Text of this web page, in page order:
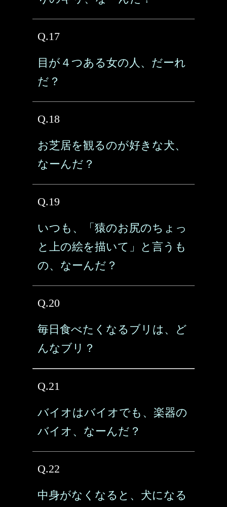
Q.17
目が４つある女の人、だーれ
だ？
Q.18
お芝居を観るのが好きな犬、
なーんだ？
Q.19
いつも、「猿のお尻のちょっ
と上の絵を描いて」と言うも
の、なーんだ？
Q.20
毎日食べたくなるブリは、ど
んなブリ？
Q.21
バイオはバイオでも、楽器の
バイオ、なーんだ？
Q.22
中身がなくなると、犬になる